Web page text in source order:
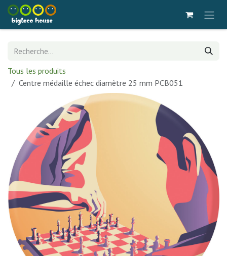
Se rendre au contenu
Tous les produits
Centre médaille échec diamètre 25 mm PCB051